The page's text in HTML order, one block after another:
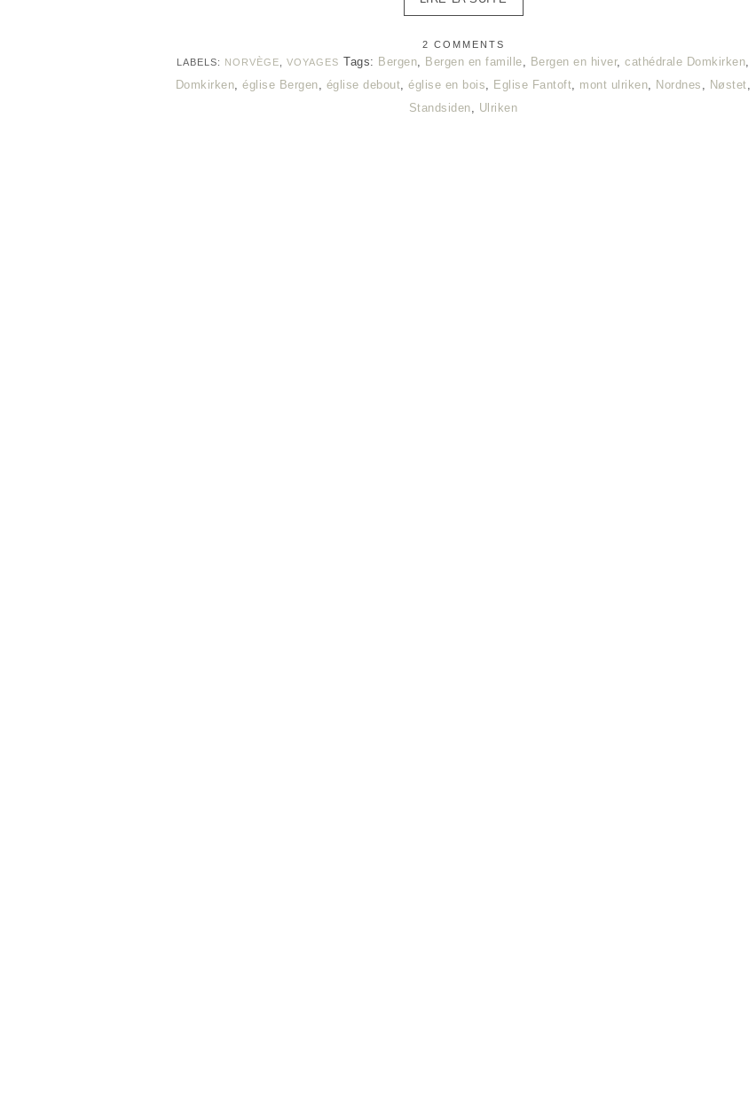
2 COMMENTS
LABELS: NORVÈGE ,VOYAGES Tags: Bergen Bergen en famille Bergen en hiver,cathédrale Domkirken
Domkirken ,église Bergen église debout ,église en bois Eglise Fantoft mont ulriken Nordnes Nøstet
Standsiden
Ulriken